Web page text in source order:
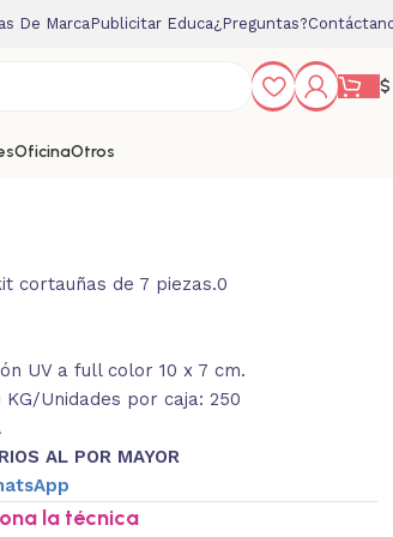
De MarcaPublicitar Educa¿Preguntas?
$
OficinaOtros
cortauñas de 7 piezas.0
UV a full color 10 x 7 cm.
Unidades por caja: 250
AL POR MAYOR
la técnica